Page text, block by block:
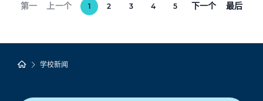
第一 上一个 1 2 3 4 5 下一个 最后
学校新闻